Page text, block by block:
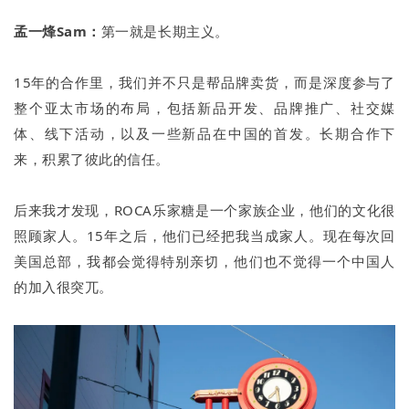
孟一烽Sam： 第一就是长期主义。
15年的合作里，我们并不只是帮品牌卖货，而是深度参与了
整个亚太市场的布局，包括新品开发、品牌推广、社交媒
体、线下活动，以及一些新品在中国的首发。长期合作下
来，积累了彼此的信任。
后来我才发现，ROCA乐家糖是一个家族企业，他们的文化很
照顾家人。15年之后，他们已经把我当成家人。现在每次回
美国总部，我都会觉得特别亲切，他们也不觉得一个中国人
的加入很突兀。